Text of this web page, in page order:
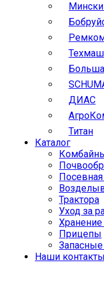
Техмаш
ДИАС
Титан
Каталог
Посевная
Трактора
Уход за
Хранение
Прицепы
Запасные
Наши контакты